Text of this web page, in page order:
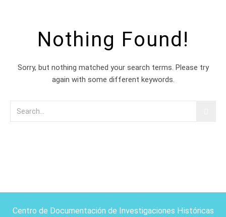
Nothing Found!
Sorry, but nothing matched your search terms. Please try
again with some different keywords.
Centro de Documentación de Investigaciones Históricas